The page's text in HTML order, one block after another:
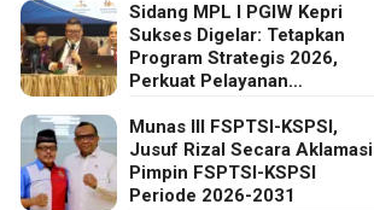
Sidang MPL I PGIW Kepri
Sukses Digelar: Tetapkan
Program Strategis 2026,
Perkuat Pelayanan
Sosial
Munas III FSPTSI-KSPSI,
Jusuf Rizal Secara Aklamasi
Pimpin FSPTSI-KSPSI
Periode 2026-2031